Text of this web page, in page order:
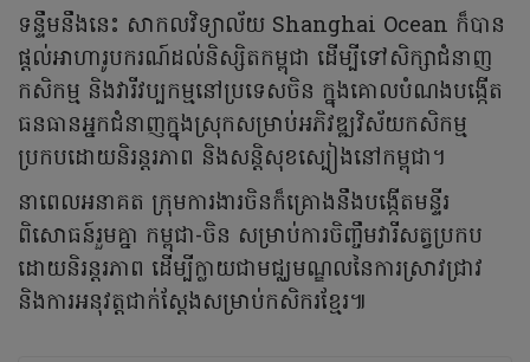
ទន្ទឹមនឹងនេះ សាកលវិទ្យាល័យ Shanghai Ocean ក៏បាន
ផ្តល់អាហារូបករណ៍ដល់និស្សិតកម្ពុជា ដើម្បីទៅសិក្សាជំនាញ
កសិកម្ម និងវារីវប្បកម្មនៅប្រទេសចិន ក្នុងគោលបំណងបង្កើត
ធនធានអ្នកជំនាញក្នុងស្រុកសម្រាប់អភិវឌ្ឍវិស័យកសិកម្ម
ប្រកបដោយនិរន្តរភាព និងសន្តិសុខស្បៀងនៅកម្ពុជា។
នាពេលអនាគត ក្រុមការងារចិនក៏គ្រោងនឹងបង្កើតមន្ទីរ
ពិសោធន៍រួមគ្នា កម្ពុជា-ចិន សម្រាប់ការចិញ្ចឹមវារីសត្វប្រកប
ដោយនិរន្តរភាព ដើម្បីក្លាយជាមជ្ឈមណ្ឌលនៃការស្រាវជ្រាវ
និងការអនុវត្តជាក់ស្តែងសម្រាប់កសិករខ្មែរ៕